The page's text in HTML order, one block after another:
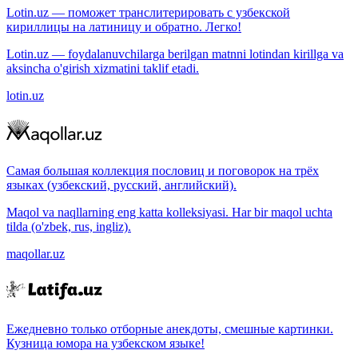
Lotin.uz — поможет транслитерировать с узбекской
кириллицы на латиницу и обратно. Легко!
Lotin.uz — foydalanuvchilarga berilgan matnni lotindan kirillga va
aksincha o'girish xizmatini taklif etadi.
lotin.uz
Самая большая коллекция пословиц и поговорок на трёх
языках (узбекский, русский, английский).
Maqol va naqllarning eng katta kolleksiyasi. Har bir maqol uchta
tilda (o'zbek, rus, ingliz).
maqollar.uz
Ежедневно только отборные анекдоты, смешные картинки.
Кузница юмора на узбекском языке!